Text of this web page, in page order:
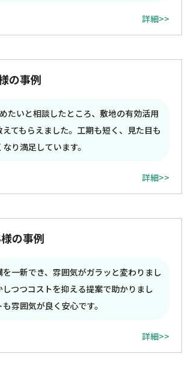
詳細>>
の事例
たいと相談したところ、敷地の有効活用
てもらえました。工期も短く、見た目も
り満足しています。
詳細>>
の事例
一新でき、雰囲気がガラッと変わりまし
つつコストを抑える提案で助かりまし
雰囲気が良く安心です。
詳細>>